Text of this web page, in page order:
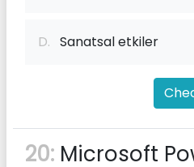
D. Sanatsal etkiler
20: Microsoft